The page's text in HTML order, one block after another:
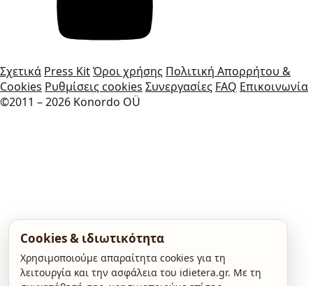
Σχετικά Press KitΌροι χρήσης Πολιτική Απορρήτου &
Cookies Ρυθμίσεις cookies Συνεργασίες FAQ Επικοινωνία
©2011 – 2026 Konordo OÜ
Cookies & ιδιωτικότητα
Χρησιμοποιούμε απαραίτητα cookies για τη
λειτουργία και την ασφάλεια του idietera.gr. Με τη